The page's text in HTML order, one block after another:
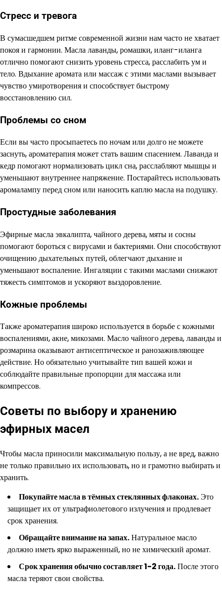
Стресс и тревога
В сумасшедшем ритме современной жизни нам часто не хватает
покоя и гармонии. Масла лаванды, ромашки, иланг-иланга
отлично помогают снизить уровень стресса, расслабить ум и
тело. Вдыхание аромата или массаж с этими маслами вызывает
чувство умиротворения и способствует быстрому
восстановлению сил.
Проблемы со сном
Если вы часто просыпаетесь по ночам или долго не можете
заснуть, ароматерапия может стать вашим спасением. Лаванда и
кедр помогают нормализовать цикл сна, расслабляют мышцы и
уменьшают внутреннее напряжение. Постарайтесь использовать
аромалампу перед сном или наносить каплю масла на подушку.
Простудные заболевания
Эфирные масла эвкалипта, чайного дерева, мяты и сосны
помогают бороться с вирусами и бактериями. Они способствуют
очищению дыхательных путей, облегчают дыхание и
уменьшают воспаление. Ингаляции с такими маслами снижают
тяжесть симптомов и ускоряют выздоровление.
Кожные проблемы
Также ароматерапия широко используется в борьбе с кожными
воспалениями, акне, микозами. Масло чайного дерева, лаванды и
розмарина оказывают антисептическое и ранозаживляющее
действие. Но обязательно учитывайте тип вашей кожи и
соблюдайте правильные пропорции для массажа или
компрессов.
Советы по выбору и хранению
эфирных масел
Чтобы масла приносили максимальную пользу, а не вред, важно
не только правильно их использовать, но и грамотно выбирать и
хранить.
Покупайте масла в тёмных стеклянных флаконах.Это
защищает их от ультрафиолетового излучения и продлевает
срок хранения.
Обращайте внимание на запах.Натуральное масло
должно иметь ярко выраженный, но не химический аромат.
Срок хранения обычно составляет 1-2 года.После этого
масла теряют свои свойства.